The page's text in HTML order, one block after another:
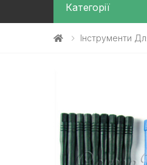
Категорії
Інструменти